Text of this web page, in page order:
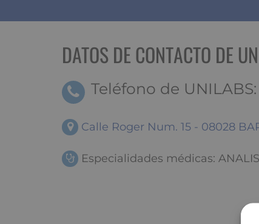
DATOS DE CONTACTO DE
Teléfono de UNILABS:
Calle Roger Num. 15 - 08028
Especialidades médicas: